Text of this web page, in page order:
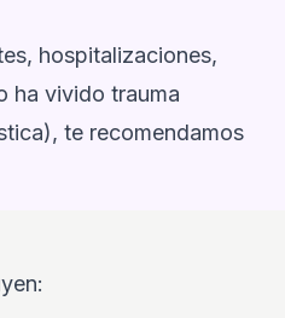
hospitalizaciones,
ha vivido trauma
te recomendamos